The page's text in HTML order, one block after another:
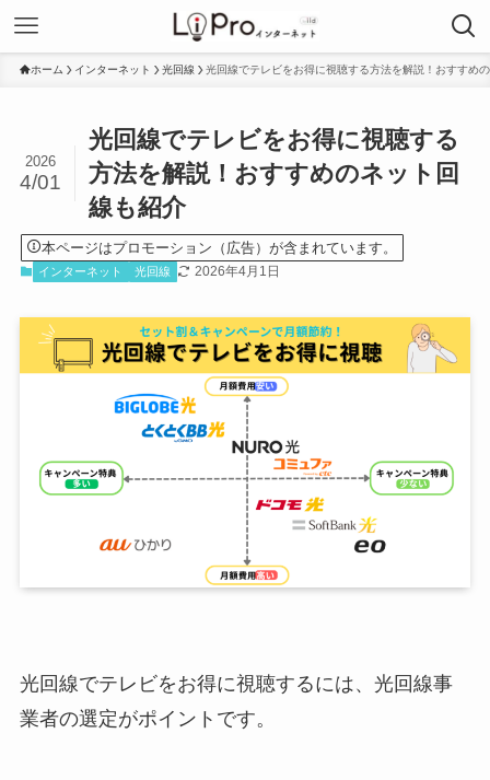
ホーム インターネット 光回線 光回線でテレビをお得に視聴する方法を解説！おすすめ
光回線でテレビをお得に視聴する
方法を解説！おすすめのネット回
線も紹介
2026
4/01
本ページはプロモーション（広告）が含まれています。
インターネット 光回線 2026年4月1日
光回線でテレビをお得に視聴するには、光回線事
業者の選定がポイントです。